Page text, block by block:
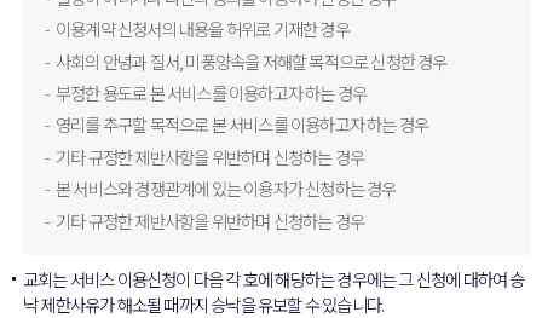
이용계약 신청서의 내용을 허위로 기재한 경우
사회의 안녕과 질서, 미풍양속을 저해할 목적으로 신청한 경우
부정한 용도로 본 서비스를 이용하고자 하는 경우
영리를 추구할 목적으로 본 서비스를 이용하고자 하는 경우
기타 규정한 제반사항을 위반하며 신청하는 경우
본 서비스와 경쟁관계에 있는 이용자가 신청하는 경우
기타 규정한 제반사항을 위반하며 신청하는 경우
교회는 서비스 이용신청이 다음 각 호에 해당하는 경우에는 그 신청에 대하여 승
낙 제한사유가 해소될 때까지 승낙을 유보할 수 있습니다.